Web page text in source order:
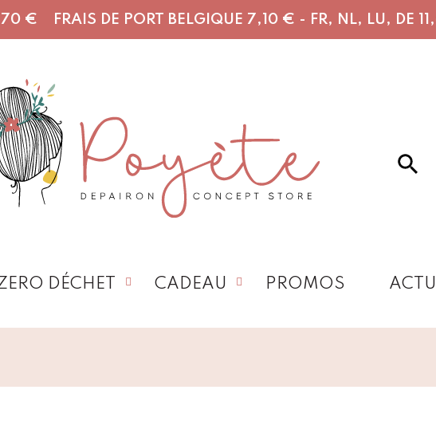
70 € FRAIS DE PORT BELGIQUE 7,10 € - FR, NL, LU, DE
DÉCHET CADEAU PROMOS